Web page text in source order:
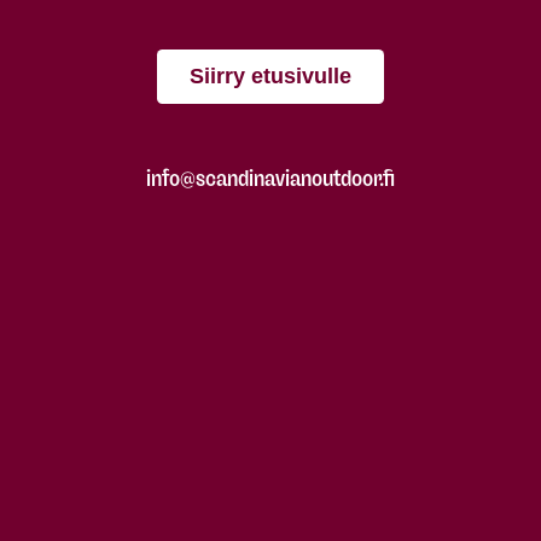
Siirry etusivulle
info@scandinavianoutdoor.fi